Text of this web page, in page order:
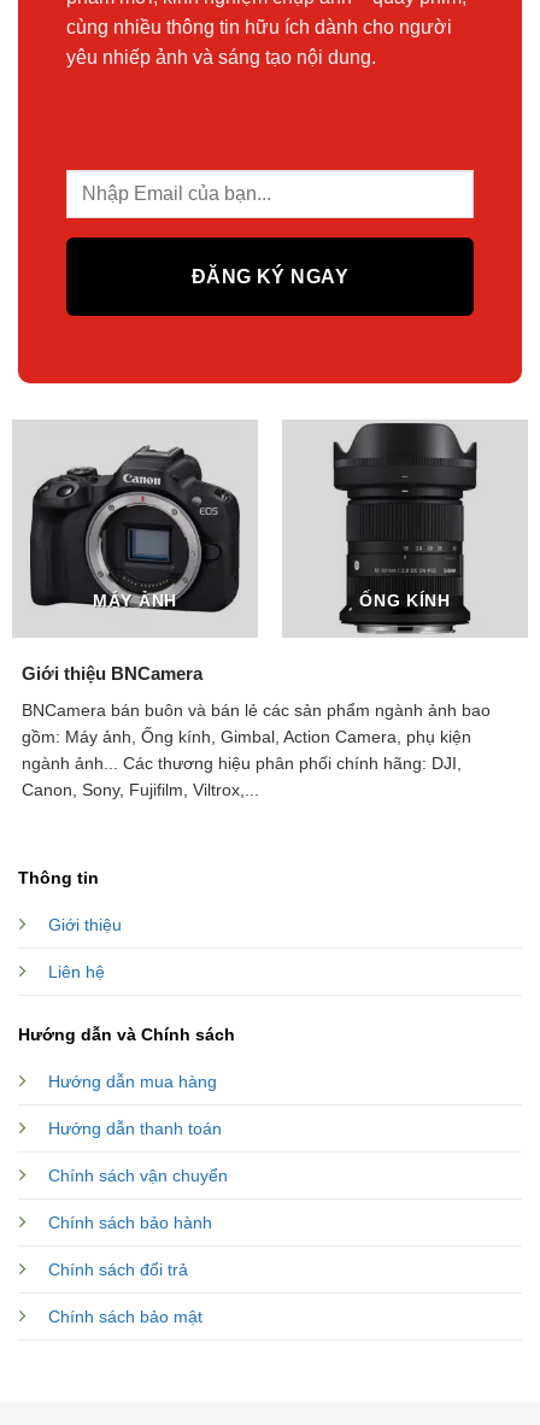
cùng nhiều thông tin hữu ích dành cho người
yêu nhiếp ảnh và sáng tạo nội dung.
MÁY ẢNH ỐNG KÍNH
Giới thiệu BNCamera
BNCamera bán buôn và bán lẻ các sản phẩm ngành ảnh bao
gồm: Máy ảnh, Ống kính, Gimbal, Action Camera, phụ kiện
ngành ảnh...
Các thương hiệu phân phối chính hãng: DJI,
Canon, Sony, Fujifilm, Viltrox,...
Thông tin
Giới thiệu
Liên hệ
Hướng dẫn và Chính sách
Hướng dẫn mua hàng
Hướng dẫn thanh toán
Chính sách vận chuyển
Chính sách bảo hành
Chính sách đổi trả
Chính sách bảo mật